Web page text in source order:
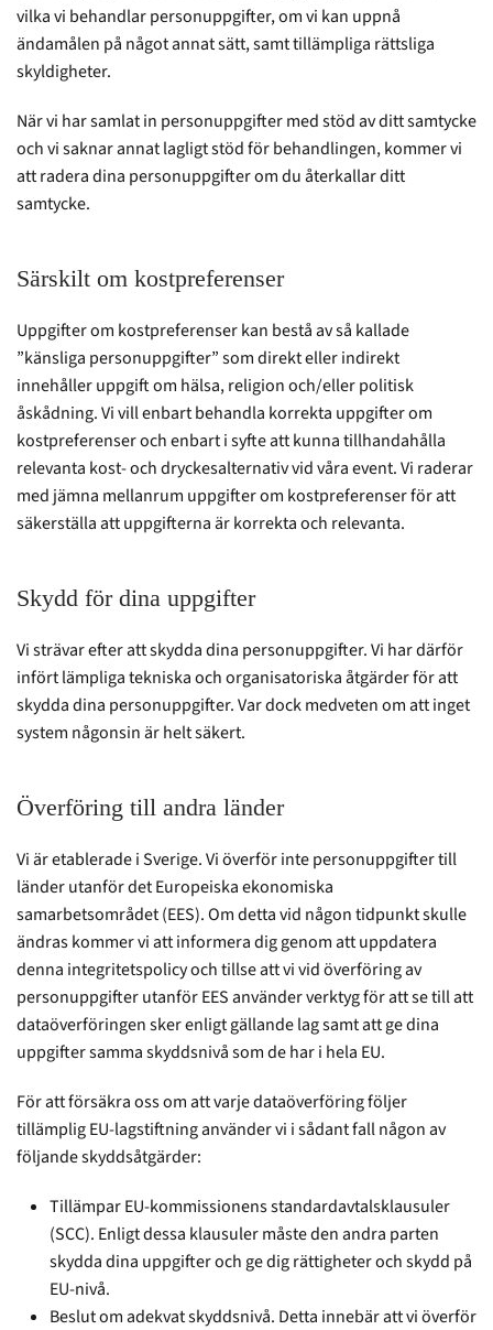
vilka vi behandlar personuppgifter, om vi kan uppnå
ändamålen på något annat sätt, samt tillämpliga rättsliga
skyldigheter.
När vi har samlat in personuppgifter med stöd av ditt samtycke
och vi saknar annat lagligt stöd för behandlingen, kommer vi
att radera dina personuppgifter om du återkallar ditt
samtycke.
Särskilt om kostpreferenser
Uppgifter om kostpreferenser kan bestå av så kallade
”känsliga personuppgifter” som direkt eller indirekt
innehåller uppgift om hälsa, religion och/eller politisk
åskådning. Vi vill enbart behandla korrekta uppgifter om
kostpreferenser och enbart i syfte att kunna tillhandahålla
relevanta kost- och dryckesalternativ vid våra event. Vi raderar
med jämna mellanrum uppgifter om kostpreferenser för att
säkerställa att uppgifterna är korrekta och relevanta.
Skydd för dina uppgifter
Vi strävar efter att skydda dina personuppgifter. Vi har därför
infört lämpliga tekniska och organisatoriska åtgärder för att
skydda dina personuppgifter. Var dock medveten om att inget
system någonsin är helt säkert.
Överföring till andra länder
Vi är etablerade i Sverige. Vi överför inte personuppgifter till
länder utanför det Europeiska ekonomiska
samarbetsområdet (EES). Om detta vid någon tidpunkt skulle
ändras kommer vi att informera dig genom att uppdatera
denna integritetspolicy och tillse att vi vid överföring av
personuppgifter utanför EES använder verktyg för att se till att
dataöverföringen sker enligt gällande lag samt att ge dina
uppgifter samma skyddsnivå som de har i hela EU.
För att försäkra oss om att varje dataöverföring följer
tillämplig EU-lagstiftning använder vi i sådant fall någon av
följande skyddsåtgärder:
Tillämpar EU-kommissionens standardavtalsklausuler
(SCC). Enligt dessa klausuler måste den andra parten
skydda dina uppgifter och ge dig rättigheter och skydd på
EU-nivå.
Beslut om adekvat skyddsnivå. Detta innebär att vi överför